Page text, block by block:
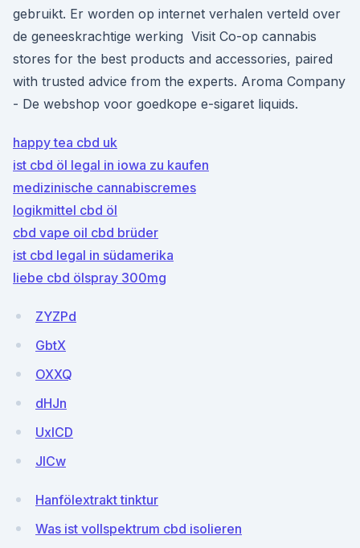
gebruikt. Er worden op internet verhalen verteld over
de geneeskrachtige werking Visit Co-op cannabis
stores for the best products and accessories, paired
with trusted advice from the experts. Aroma Company
- De webshop voor goedkope e-sigaret liquids.
happy tea cbd uk
ist cbd öl legal in iowa zu kaufen
medizinische cannabiscremes
logikmittel cbd öl
cbd vape oil cbd brüder
ist cbd legal in südamerika
liebe cbd ölspray 300mg
ZYZPd
GbtX
OXXQ
dHJn
UxlCD
JICw
Hanfölextrakt tinktur
Was ist vollspektrum cbd isolieren